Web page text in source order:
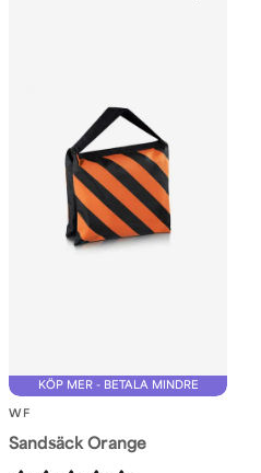
KÖP MER - BETALA MINDRE
WF
Sandsäck Orange